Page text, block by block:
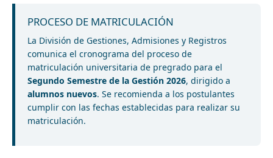
PROCESO DE MATRICULACIÓN
La División de Gestiones, Admisiones y Registros
comunica el cronograma del proceso de
matriculación universitaria de pregrado para el
Segundo Semestre de la Gestión 2026, dirigido a
alumnos nuevos. Se recomienda a los postulantes
cumplir con las fechas establecidas para realizar su
matriculación.